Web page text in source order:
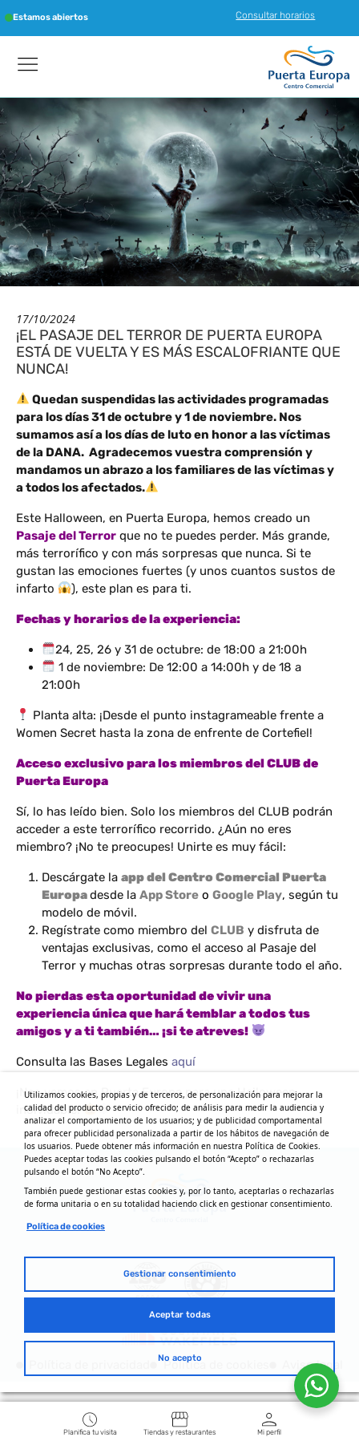
Estamos abiertos Consultar horarios
17/10/2024
¡EL PASAJE DEL TERROR DE PUERTA EUROPA
ESTÁ DE VUELTA Y ES MÁS ESCALOFRIANTE QUE
NUNCA!
Quedan suspendidas las actividades programadas
para los días 31 de octubre y 1 de noviembre. Nos
sumamos así a los días de luto en honor a las víctimas
de la DANA. Agradecemos vuestra comprensión y
mandamos un abrazo a los familiares de las víctimas y
a todos los afectados.
Este Halloween, en Puerta Europa, hemos creado un
Pasaje del Terror que no te puedes perder. Más grande,
más terrorífico y con más sorpresas que nunca. Si te
gustan las emociones fuertes (y unos cuantos sustos de
infarto
), este plan es para ti.
Fechas y horarios de la experiencia:
24, 25, 26 y 31 de octubre: de 18:00 a 21:00h
1 de noviembre: De 12:00 a 14:00h y de 18 a
21:00h
Planta alta: ¡Desde el punto instagrameable frente a
Women Secret hasta la zona de enfrente de Cortefiel!
Acceso exclusivo para los miembros del CLUB de
Puerta Europa
Sí, lo has leído bien. Solo los miembros del CLUB podrán
acceder a este terrorífico recorrido. ¿Aún no eres
miembro? ¡No te preocupes! Unirte es muy fácil:
Descárgate la app del Centro Comercial Puerta
Europadesde la App Store o Google Play, según tu
modelo de móvil.
Regístrate como miembro del CLUB y disfruta de
ventajas exclusivas, como el acceso al Pasaje del
Terror y muchas otras sorpresas durante todo el año.
No pierdas esta oportunidad de vivir una
experiencia única que hará temblar a todos tus
amigos y a ti también… ¡si te atreves!
Consulta las Bases Legales aquí
¡Nos vemos en Puerta Europa para una Halloween
inolvidable!
Política de cookies Aviso legal
Planifica tu visita Tiendas y restaurantes Mi perfil
Utilizamos cookies, propias y de terceros, de personalización para mejorar la
calidad del producto o servicio ofrecido; de análisis para medir la audiencia y
analizar el comportamiento de los usuarios; y de publicidad comportamental
para ofrecer publicidad personalizada a partir de los hábitos de navegación de
los usuarios. Puede obtener más información en nuestra Política de Cookies.
Puedes aceptar todas las cookies pulsando el botón “Acepto” o rechazarlas
pulsando el botón “No Acepto”.
También puede gestionar estas cookies y, por lo tanto, aceptarlas o rechazarlas
de forma unitaria o en su totalidad haciendo click en gestionar consentimiento.
Política de cookies
Gestionar consentimiento
Aceptar todas
No acepto